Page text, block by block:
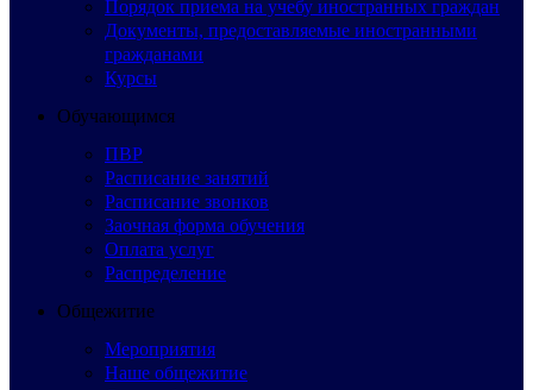
Порядок приема на учебу иностранных граждан
Документы, предоставляемые иностранными
гражданами
Курсы
Обучающимся
ПВР
Расписание занятий
Расписание звонков
Заочная форма обучения
Оплата услуг
Распределение
Общежитие
Мероприятия
Наше общежитие